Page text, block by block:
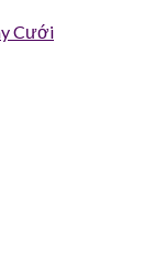
Cưới